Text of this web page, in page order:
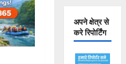
अपने क्षेत्र से
करे रिपोर्टिंग